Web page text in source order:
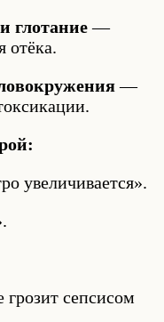
глотание—
отёка.
—
увеличивается».
сепсисом